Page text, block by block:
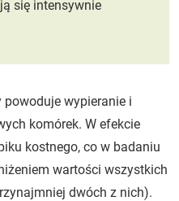
się intensywnie
wypieranie i
komórek. W efekcie
kostnego, co w badaniu
wartości wszystkich
dwóch z nich).